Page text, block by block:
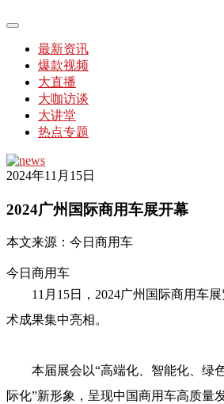
最新资讯
爆款视频
大直播
大咖访谈
大讲堂
热点专题
2024年11月15日
2024广州国际商用车展开幕
本文来源： 今日商用车
今日商用车
11月15日，2024广州国际商用车
术成果集中亮相。
本届展会以“高端化、智能化、绿
际化”新形象，呈现中国商用车高质量